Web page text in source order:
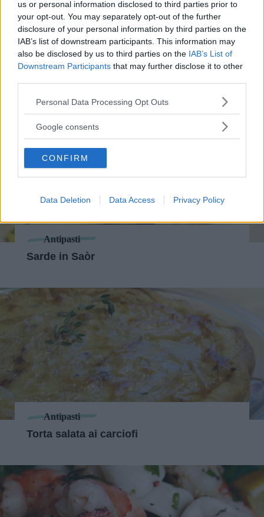
us or personal information disclosed to third parties prior to
your opt-out. You may separately opt-out of the further
disclosure of your personal information by third parties on the
IAB’s list of downstream participants. This information may
also be disclosed by us to third parties on the IAB’s List of
Downstream Participants that may further disclose it to other
Please note that this website/app uses one or more Google
not limited to your visit or usage behaviour. You may click to
use your data for below specified purposes in below Google
consent section.
Personal Data Processing Opt Outs
Google consents
CONFIRM
Data Deletion Data Access Privacy Policy
Antipasti
Sarde in Saòr
Antipasti
Torta salata ai carciofi